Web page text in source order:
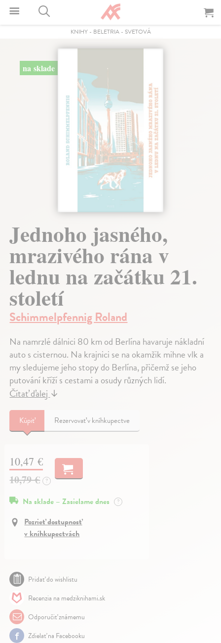
KNIHY- BELETRIA- SVETOVÁ
na sklade
Jednoho jasného,
mrazivého rána v
lednu na začátku 21.
století
Schimmelpfennig Roland
Na namrzlé dálnici 80 km od Berlína havaruje nákladní
auto s cisternou. Na krajnici se na okamžik mihne vlk a
my sledujeme jeho stopy do Berlína, přičemž se jeho
putování kříží s cestami a osudy různých lidí.
Čítať ďalej ↓
Kúpiť Rezervovať v kníhkupectve
10,47 €
10,79 € ?
Na sklade – Zasielame dnes ?
Pozrieť dostupnosť
v kníhkupectvách
Pridať do wishlistu
Recenzia na medziknihami.sk
Odporučiť známemu
Zdielať na Facebooku